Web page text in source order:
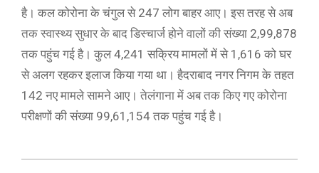
है। कल कोरोना के चंगुल से 247 लोग बाहर आए। इस तरह से अब
तक स्वास्थ्य सुधार के बाद डिस्चार्ज होने वालों की संख्या 2,99,878
तक पहुंच गई है। कुल 4,241 सक्रिय मामलों में से 1,616 को घर
से अलग रहकर इलाज किया गया था। हैदराबाद नगर निगम के तहत
142 नए मामले सामने आए। तेलंगाना में अब तक किए गए कोरोना
परीक्षणों की संख्या 99,61,154 तक पहुंच गई है।